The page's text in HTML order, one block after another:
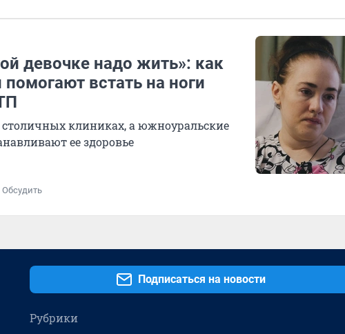
девочке надо жить»: как
встать на ноги
столичных клиниках, а южноуральские
ее здоровье
Обсудить
Подписаться на новости
Рубрики